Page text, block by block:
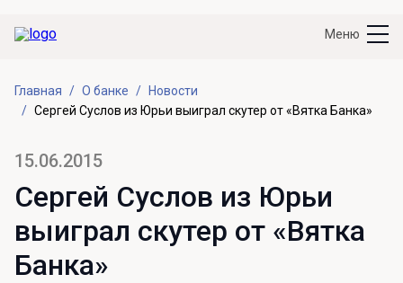
Меню
Главная О банке
Новости
Сергей Суслов из Юрьи выиграл скутер от «Вятка Банка»
15.06.2015
Сергей Суслов из Юрьи
выиграл скутер от «Вятка
Банка»